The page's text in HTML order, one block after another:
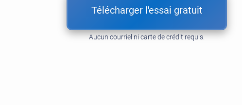
Télécharger l'essai gratuit
Aucun courriel ni carte de crédit requis.